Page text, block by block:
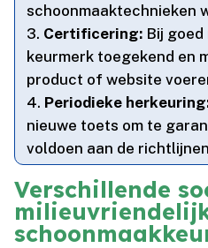
schoonmaaktechnieken
Certificering: Bij
keurmerk toegekend en
product of website
Periodieke
nieuwe toets om te
voldoen aan de
Verschillende